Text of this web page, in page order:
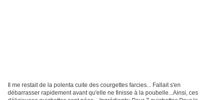
Il me restait de la polenta cuite des courgettes farcies... Fallait s'en
débarrasser rapidement avant qu'elle ne finisse à la poubelle...Ainsi, ces